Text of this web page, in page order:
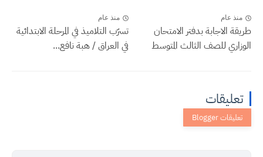
منذ عام
طريقة الاجابة بدفتر الامتحان
الوزاري للصف الثالث المتوسط
منذ عام
تسرّب التلاميذ في المرحلة الابتدائية
في العراق / هبة نافع...
تعليقات